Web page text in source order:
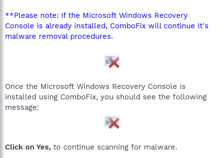
**Please note: If the Microsoft Windows Recovery
Console is already installed, ComboFix will continue it's
malware removal procedures.
Once the Microsoft Windows Recovery Console is
installed using ComboFix, you should see the following
message:
Click on Yes, to continue scanning for malware.